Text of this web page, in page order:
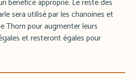
bénéfice approprié. Le reste des
sera utilisé par les chanoines et
Thorn pour augmenter leurs
et resteront égales pour